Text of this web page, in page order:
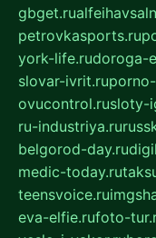
gbget.ru
petrovkasports.ru
york-life.rudoroga-
slovar-ivrit.ru
ovucontrol.rusloty-
ru-industriya.ru
belgorod-day.ru
medic-today.ru
teensvoice.ru
eva-elfie.rufoto-